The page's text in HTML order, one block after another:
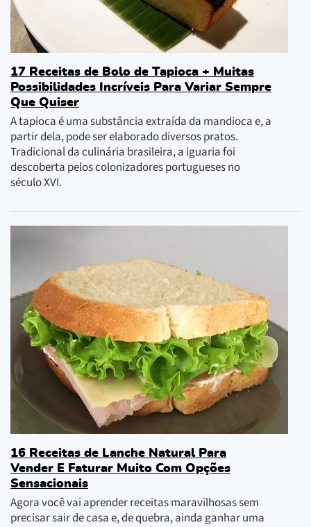
17 Receitas de Bolo de Tapioca + Muitas
Possibilidades Incríveis Para Variar Sempre
Que Quiser
A tapioca é uma substância extraída da mandioca e, a
partir dela, pode ser elaborado diversos pratos.
Tradicional da culinária brasileira, a iguaria foi
descoberta pelos colonizadores portugueses no
século XVI.
16 Receitas de Lanche Natural Para
Vender E Faturar Muito Com Opções
Sensacionais
Agora você vai aprender receitas maravilhosas sem
precisar sair de casa e, de quebra, ainda ganhar uma